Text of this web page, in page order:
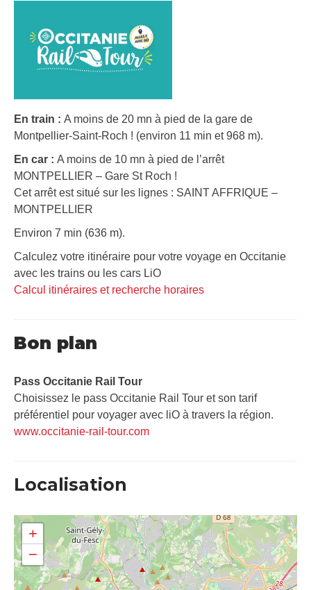
En train : A moins de 20 mn à pied de la gare de
Montpellier-Saint-Roch ! (environ 11 min et 968 m).
En car : A moins de 10 mn à pied de l’arrêt
MONTPELLIER – Gare St Roch !
Cet arrêt est situé sur les lignes : SAINT AFFRIQUE –
MONTPELLIER
Environ 7 min (636 m).
Calculez votre itinéraire pour votre voyage en Occitanie
avec les trains ou les cars LiO
Calcul itinéraires et recherche horaires
Bon plan
Pass Occitanie Rail Tour​
Choisissez le pass Occitanie Rail Tour et son tarif
préférentiel pour voyager avec liO à travers la région.
www.occitanie-rail-tour.com
Localisation
+
−